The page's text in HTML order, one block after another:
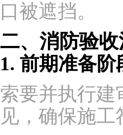
口被遮挡。
二、消防验
1. 前期准备阶
索要并执行
见，确保施工